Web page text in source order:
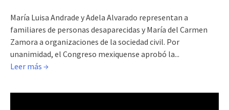
María Luisa Andrade y Adela Alvarado representan a
familiares de personas desaparecidas y María del Carmen
Zamora a organizaciones de la sociedad civil. Por
unanimidad, el Congreso mexiquense aprobó la...
Leer más →